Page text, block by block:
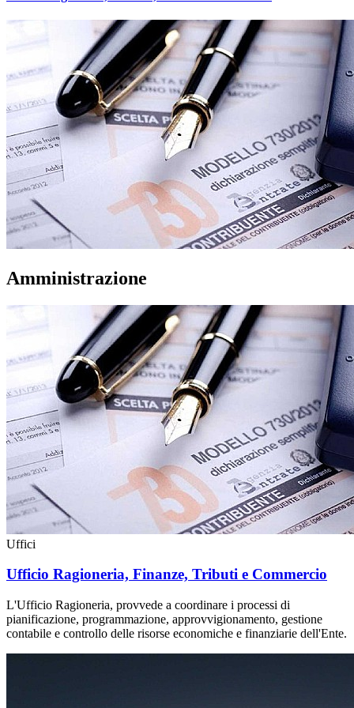
Amministrazione
Uffici
Ufficio Ragioneria, Finanze, Tributi e Commercio
L'Ufficio Ragioneria, provvede a coordinare i processi di
pianificazione, programmazione, approvvigionamento, gestione
contabile e controllo delle risorse economiche e finanziarie dell'Ente.